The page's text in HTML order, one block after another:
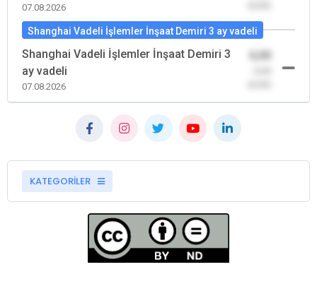
07.08.2026
Shanghai Vadeli İşlemler İnşaat Demiri 3 ay vadeli
Shanghai Vadeli İşlemler İnşaat Demiri 3
ay vadeli
07.08.2026
KATEGORİLER